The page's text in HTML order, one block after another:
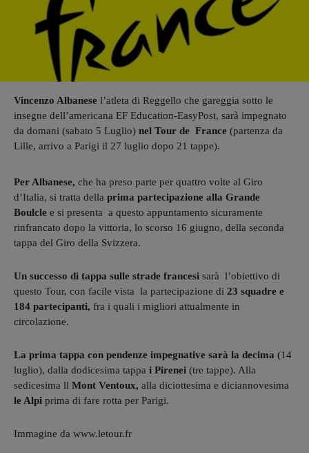
Vincenzo Albanese l’atleta di Reggello che gareggia sotto le
insegne dell’americana EF Education-EasyPost, sarà impegnato
da domani (sabato 5 Luglio) nel Tour de France (partenza da
Lille, arrivo a Parigi il 27 luglio dopo 21 tappe).
Per Albanese, che ha preso parte per quattro volte al Giro
d’Italia, si tratta della prima partecipazione alla Grande
Boulcle e si presenta a questo appuntamento sicuramente
rinfrancato dopo la vittoria, lo scorso 16 giugno, della seconda
tappa del Giro della Svizzera.
Un successo di tappa sulle strade francesi sarà l’obiettivo di
questo Tour, con facile vista la partecipazione di 23 squadre e
184 partecipanti, fra i quali i migliori attualmente in
circolazione.
La prima tappa con pendenze impegnative sarà la decima (14
luglio), dalla dodicesima tappa i Pirenei (tre tappe). Alla
sedicesima ll Mont Ventoux, alla diciottesima e diciannovesima
le Alpi prima di fare rotta per Parigi.
Immagine da www.letour.fr